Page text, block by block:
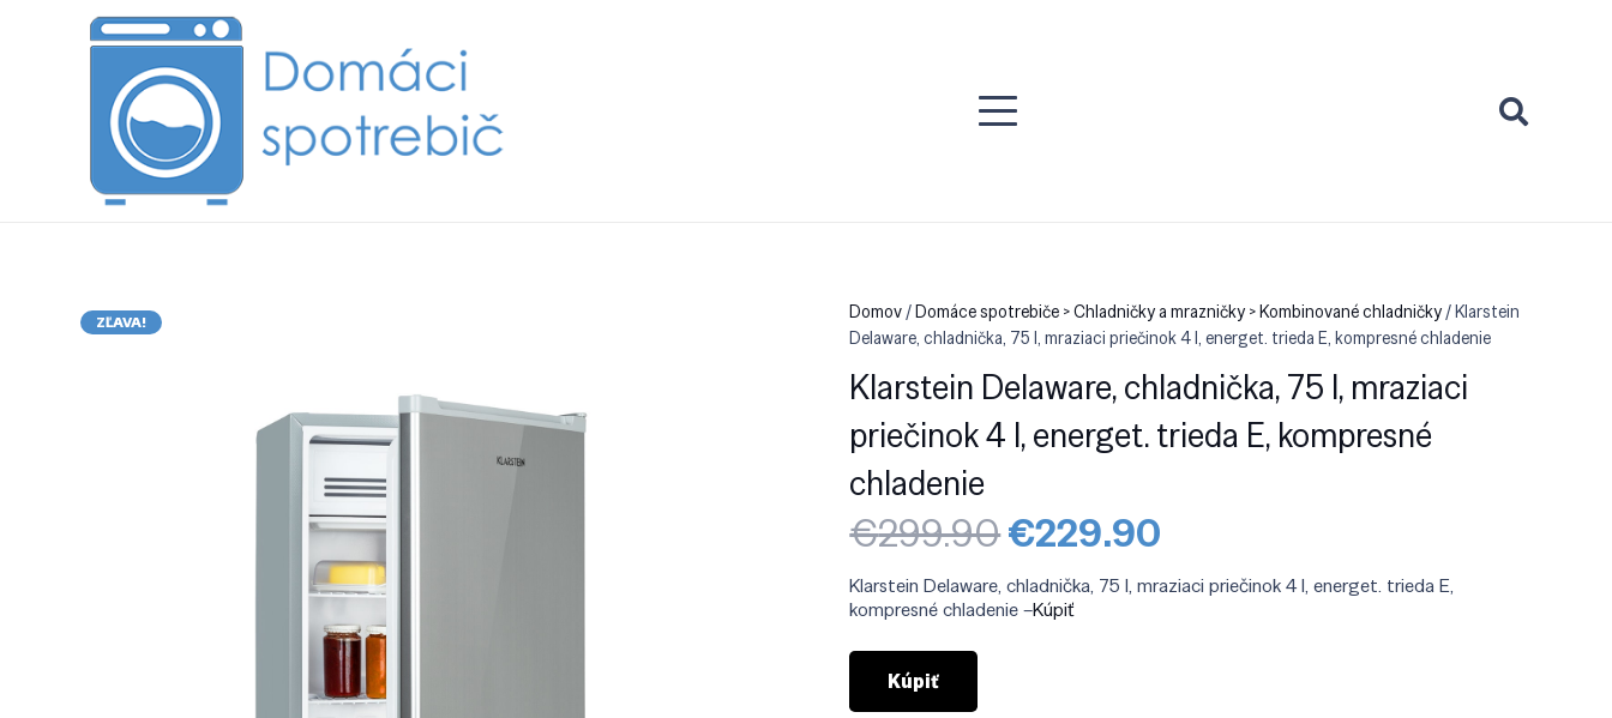
ZĽAVA! Domov/Domáce spotrebiče > Chladničky a mrazničky > Kombinované chladničky/ Klarstein
Delaware, chladnička, 75 l, mraziaci priečinok 4 l, energet. trieda E, kompresné chladenie
Klarstein Delaware, chladnička, 75 l, mraziaci
priečinok 4 l, energet. trieda E, kompresné
chladenie
€299.90Pôvodná
cena
bola:
€299.90.
€229.90
je:
€229.90.
Klarstein Delaware, chladnička, 75 l, mraziaci priečinok 4 l, energet. trieda E,
kompresné chladenie –Kúpiť
Kúpiť